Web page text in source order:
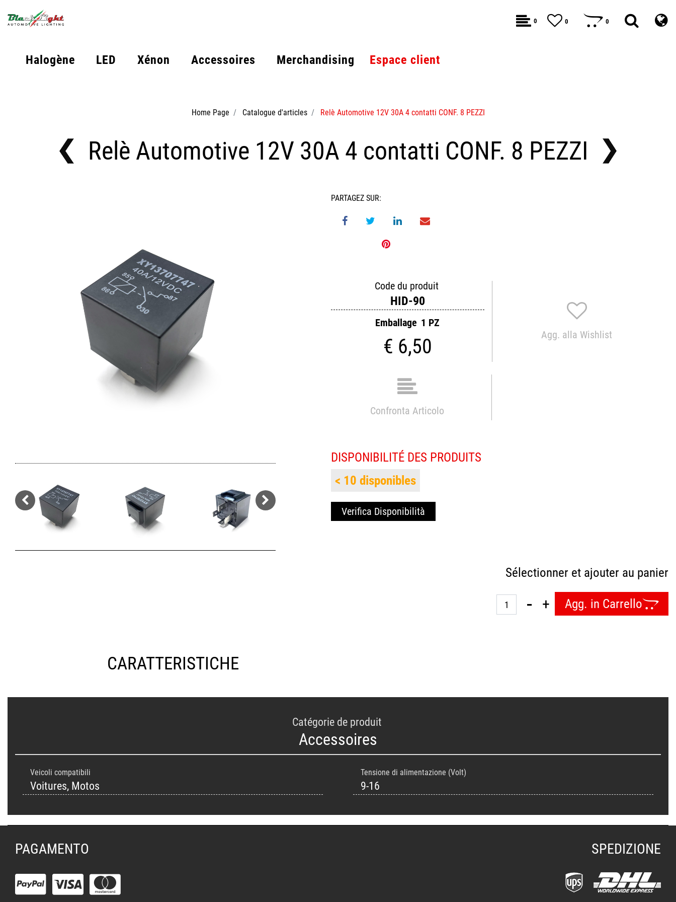
0 0 0
Halogène LED Xénon Accessoires Merchandising Espace client
Home Page Catalogue d'articles Relè Automotive 12V 30A 4 contatti CONF. 8 PEZZI
Relè Automotive 12V 30A 4 contatti CONF. 8 PEZZI
PARTAGEZ SUR:
Code du produit
HID-90
Emballage 1 PZ
€ 6,50 Agg. alla Wishlist
Confronta Articolo
DISPONIBILITÉ DES PRODUITS
Verifica Disponibilità
< 10 disponibles
Sélectionner et ajouter au panier
Quantità
Agg. in Carrello
CARATTERISTICHE
Catégorie de produit
Accessoires
Veicoli compatibili
Voitures, Motos
Tensione di alimentazione (Volt)
9-16
PAGAMENTO SPEDIZIONE